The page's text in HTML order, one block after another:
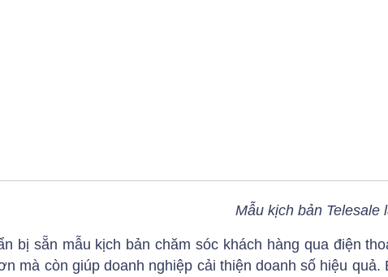
Mẫu kịch bản Telesale
bị sẵn mẫu kịch bản chăm sóc khách hàng qua điện
mà còn giúp doanh nghiệp cải thiện doanh số hiệu